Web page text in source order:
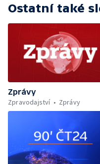
Ostatní také
Zprávy
Zpravodajství
Zprávy